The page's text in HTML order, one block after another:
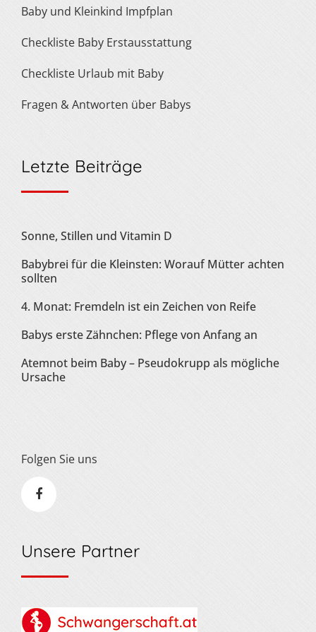
Baby und Kleinkind Impfplan
Checkliste Baby Erstausstattung
Checkliste Urlaub mit Baby
Fragen & Antworten über Babys
Letzte Beiträge
Sonne, Stillen und Vitamin D
Babybrei für die Kleinsten: Worauf Mütter achten
sollten
4. Monat: Fremdeln ist ein Zeichen von Reife
Babys erste Zähnchen: Pflege von Anfang an
Atemnot beim Baby – Pseudokrupp als mögliche
Ursache
Folgen Sie uns
Unsere Partner